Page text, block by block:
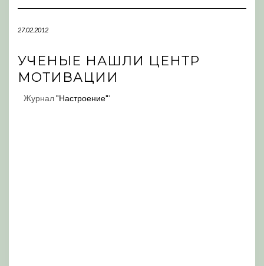
Navigation
27.02.2012
УЧЕНЫЕ НАШЛИ ЦЕНТР
МОТИВАЦИИ
Журнал"Настроение"'